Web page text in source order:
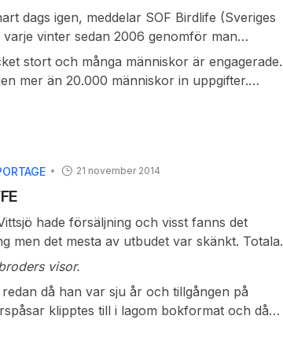
och Anders Lorentz serverade varm
för att beskåda den fina julgranen.
som anordnats av Västersockens Byalag
dags igen, meddelar SOF Birdlife (Sveriges
vinter sedan 2006 genomför man
Som vanligt är det sista helgen i januari,
som är räkningshelg.
stort och många människor är engagerade.
mer än 20.000 människor in uppgifter.
på, de väcker vår nyfikenhet och vi vill
21 november 2014
hade försäljning och visst fanns det
men det mesta av utbudet var skänkt. Totala
började med Stanley Thuvesson berättar
och verk.
visor.
då han var sju år och tillgången på
klipptes till i lagom bokformat och då
denne poet 12 000 dikter. Bland annat blev det